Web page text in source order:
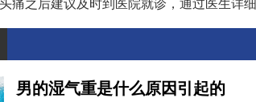
痛之后建议及时到医院就诊，通过医生详
男的湿气重是什么原因引起的